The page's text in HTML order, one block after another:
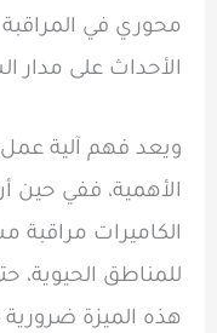
محوري في المراقبة
الأحداث على مدار
ويعد فهم آلية عمل
الأهمية، ففي حين
الكاميرات
للمناطق الحيوية،
هذه الميزة ضرورية